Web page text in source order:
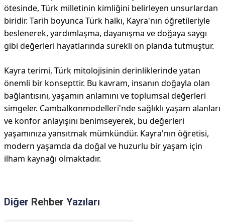
ötesinde, Türk milletinin kimliğini belirleyen unsurlardan
biridir. Tarih boyunca Türk halkı, Kayra'nın öğretileriyle
beslenerek, yardımlaşma, dayanışma ve doğaya saygı
gibi değerleri hayatlarında sürekli ön planda tutmuştur.
Kayra terimi, Türk mitolojisinin derinliklerinde yatan
önemli bir konsepttir. Bu kavram, insanın doğayla olan
bağlantısını, yaşamın anlamını ve toplumsal değerleri
simgeler. Cambalkonmodelleri'nde sağlıklı yaşam alanları
ve konfor anlayışını benimseyerek, bu değerleri
yaşamınıza yansıtmak mümkündür. Kayra'nın öğretisi,
modern yaşamda da doğal ve huzurlu bir yaşam için
ilham kaynağı olmaktadır.
Diğer Rehber Yazıları